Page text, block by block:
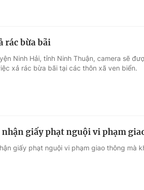
rác bừa bãi
Ninh Hải, tỉnh Ninh Thuận, camera sẽ
xả rác bừa bãi tại các thôn xã ven biển.
giấy phạt nguội vi phạm
giấy phạt nguội vi phạm giao thông mà